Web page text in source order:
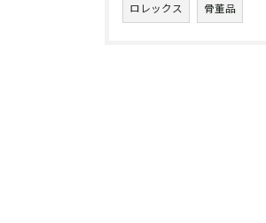
ロレックス 骨董品